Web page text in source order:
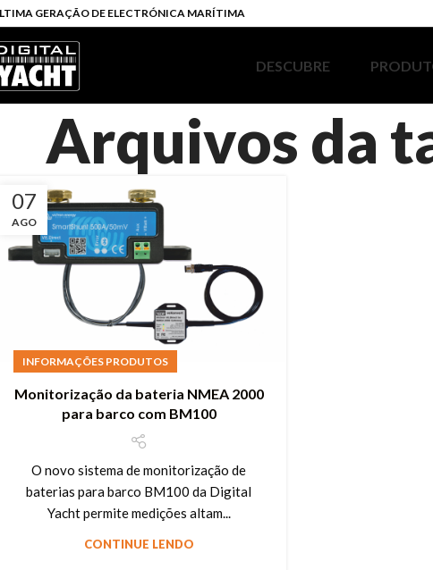
GERAÇÃO DE ELECTRÓNICA MARÍTIMA
DESCUBRE
Arquivos da
07
AGO
INFORMAÇÕES PRODUTOS
Monitorização da bateria NMEA 2000
para barco com BM100
O novo sistema de monitorização de
baterias para barco BM100 da Digital
Yacht permite medições altam...
CONTINUE LENDO